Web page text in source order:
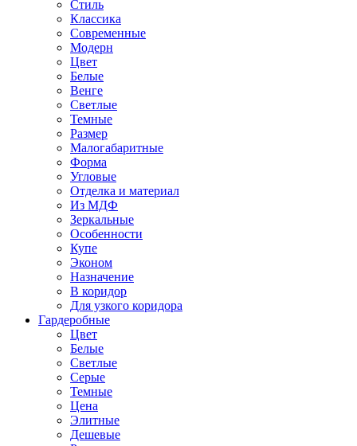
Стиль
Классика
Современные
Модерн
Цвет
Белые
Венге
Светлые
Темные
Размер
Малогабаритные
Форма
Угловые
Отделка и материал
Из МДФ
Зеркальные
Особенности
Купе
Эконом
Назначение
В коридор
Для узкого коридора
Гардеробные
Цвет
Белые
Светлые
Серые
Темные
Цена
Элитные
Дешевые